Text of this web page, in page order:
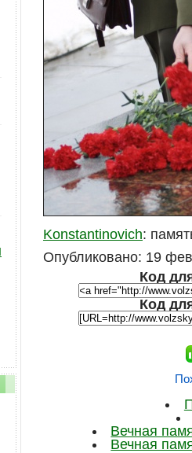
Konstantinovich:
Опубликовано: 19
Код
Код
Вечная
Вечная